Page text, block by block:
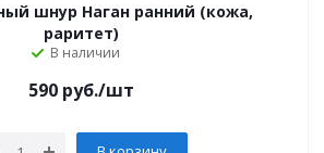
шнур Наган ранний (кожа,
раритет)
В наличии
590руб./шт